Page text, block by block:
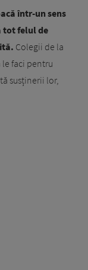
într-un sens
tot felul de
Colegii de la
le faci pentru
susținerii lor,